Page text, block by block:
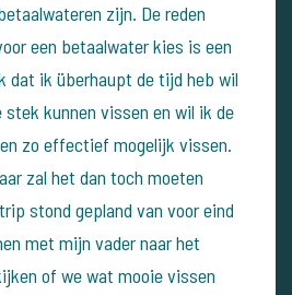
zijn. De reden
een betaalwater kies is een
dat ik überhaupt de tijd heb wil
stek kunnen vissen en wil ik de
zo effectief mogelijk vissen.
zal het dan toch moeten
stond gepland van voor eind
met mijn vader naar het
of we wat mooie vissen